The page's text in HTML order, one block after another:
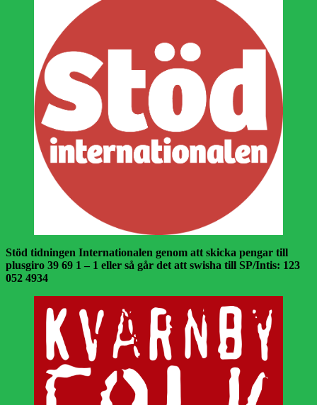
Stöd tidningen Internationalen genom att skicka pengar till
plusgiro 39 69 1 – 1 eller så går det att swisha till SP/Intis: 123
052 4934